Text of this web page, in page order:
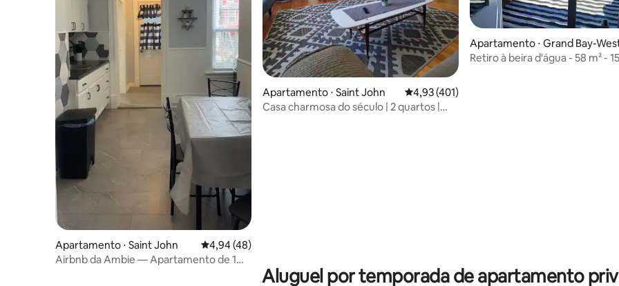
Apartamento ⋅ Saint John 4,94 de uma avaliação média de 5, 48 avaliações
4,94 (48)
Airbnb da Ambie — Apartamento de 1
Apartamento ⋅ Saint John 4,93 de uma avaliação média de 5, 401
4,93 (401)
Casa charmosa do século | 2 quartos |
Apartamento ⋅ Grand Bay-
eld
Retiro à beira d'água - 58 m² -
Aluguel por temporada de apartamento